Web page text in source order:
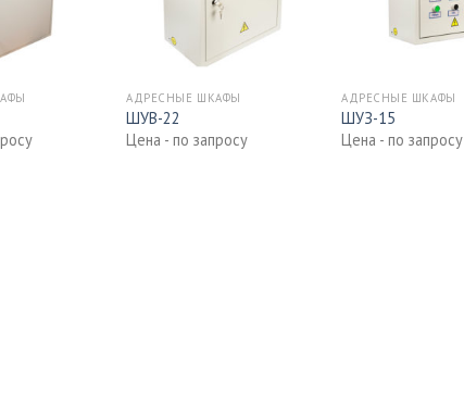
АДРЕСНЫЕ ШКАФЫ
ШУВ-22
Цена - по запросу
АДРЕСНЫЕ ШКАФЫ
ШУЗ-15
Цена - по запросу